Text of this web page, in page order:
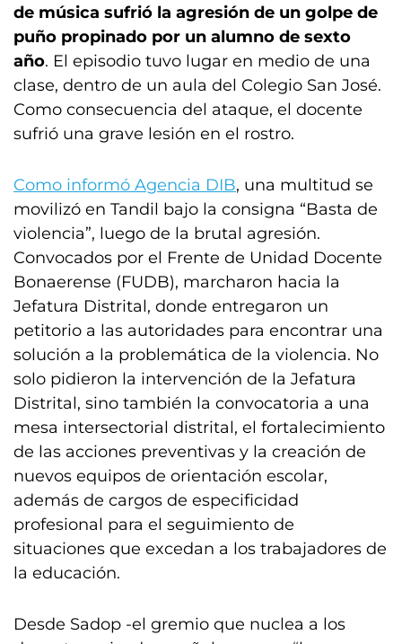
de música sufrió la agresión de un golpe de
puño propinado por un alumno de sexto
año. El episodio tuvo lugar en medio de una
clase, dentro de un aula del Colegio San José.
Como consecuencia del ataque, el docente
sufrió una grave lesión en el rostro.
Como informó Agencia DIB, una multitud se
movilizó en Tandil bajo la consigna “Basta de
violencia”, luego de la brutal agresión.
Convocados por el Frente de Unidad Docente
Bonaerense (FUDB), marcharon hacia la
Jefatura Distrital, donde entregaron un
petitorio a las autoridades para encontrar una
solución a la problemática de la violencia. No
solo pidieron la intervención de la Jefatura
Distrital, sino también la convocatoria a una
mesa intersectorial distrital, el fortalecimiento
de las acciones preventivas y la creación de
nuevos equipos de orientación escolar,
además de cargos de especificidad
profesional para el seguimiento de
situaciones que excedan a los trabajadores de
la educación.
Desde Sadop -el gremio que nuclea a los